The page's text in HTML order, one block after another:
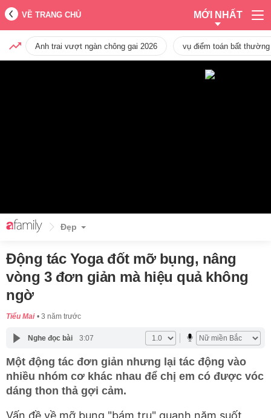
VỀ TRANG CHỦ MỚI NHẤT
Anh trai vượt ngàn chông gai 2026 vụ điểm toán bất
Đẹp
Động tác Yoga đốt mỡ bụng, nâng
vòng 3 đơn giản mà hiệu quả không
ngờ
Tiểu Mai 3 năm trước
Nghe đọc bài 3:07
Một động tác đơn giản nhưng lại tác động vào
nhiều nhóm cơ khác nhau để chị em có được vóc
dáng thon thả gợi cảm.
Vấn đề về mỡ bụng "bám trụ" quanh năm suốt